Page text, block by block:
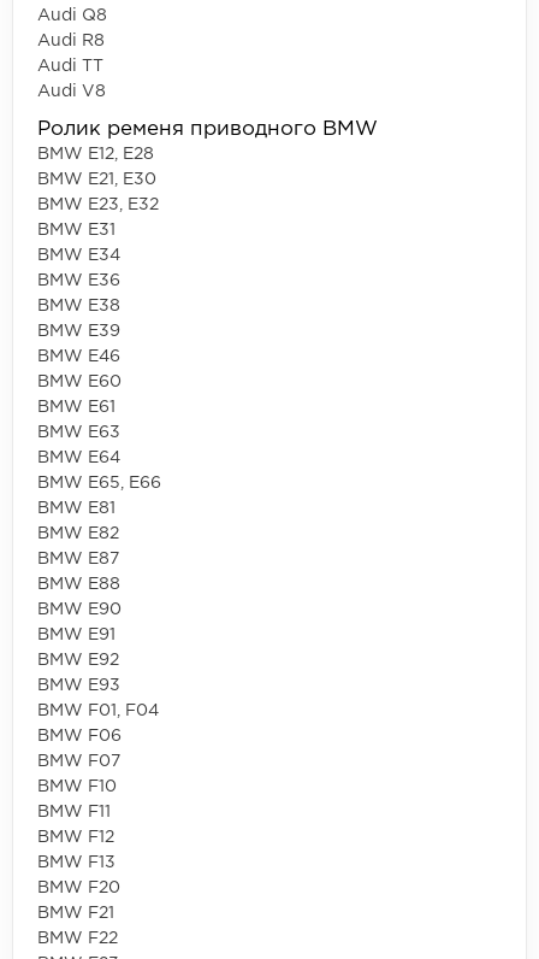
Audi Q8
Audi R8
Audi TT
Audi V8
Ролик ременя приводного BMW
BMW E12, E28
BMW E21, E30
BMW E23, E32
BMW E31
BMW E34
BMW E36
BMW E38
BMW E39
BMW E46
BMW E60
BMW E61
BMW E63
BMW E64
BMW E65, E66
BMW E81
BMW E82
BMW E87
BMW E88
BMW E90
BMW E91
BMW E92
BMW E93
BMW F01, F04
BMW F06
BMW F07
BMW F10
BMW F11
BMW F12
BMW F13
BMW F20
BMW F21
BMW F22